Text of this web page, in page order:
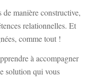
manière constructive,
relationnelles. Et
comme tout !
à accompagner
solution qui vous